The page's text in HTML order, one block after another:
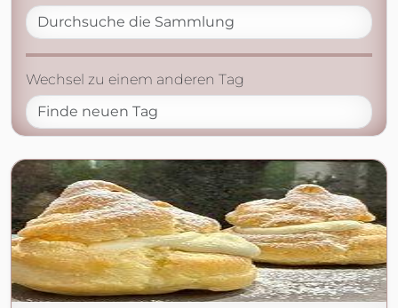
Wechsel zu einem anderen Tag